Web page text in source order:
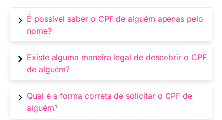
É possível saber o CPF de alguém apenas pelo
nome?
Não, não é possível obter o CPF de uma
pessoa apenas pelo nome. O CPF é uma
informação pessoal e sigilosa, protegida por
Existe alguma maneira legal de descobrir o CPF
de alguém?
Sim, há situações em que é permitido obter o
CPF de alguém, como por exemplo, se a
pessoa autorizar expressamente a divulgação
Qual é a forma correta de solicitar o CPF de
alguém?